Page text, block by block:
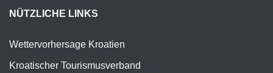
NÜTZLICHE LINKS
Wettervorhersage Kroatien
Kroatischer Tourismusverband